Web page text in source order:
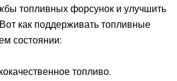
топливных форсунок и улучшить
как поддерживать топливные
состоянии:
топливо.